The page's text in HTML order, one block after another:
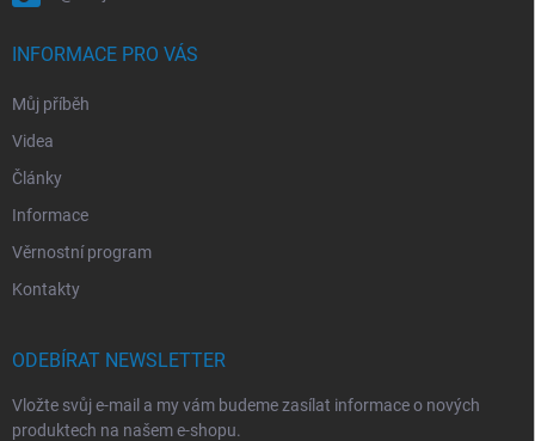
INFORMACE PRO VÁS
Můj příběh
Videa
Články
Informace
Věrnostní program
Kontakty
ODEBÍRAT NEWSLETTER
Vložte svůj e-mail a my vám budeme zasílat informace o nových
produktech na našem e-shopu.